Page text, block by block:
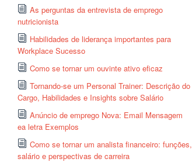
As perguntas da entrevista de emprego
nutricionista
Habilidades de liderança importantes para
Workplace Sucesso
Como se tornar um ouvinte ativo eficaz
Tornando-se um Personal Trainer: Descrição do
Cargo, Habilidades e Insights sobre Salário
Anúncio de emprego Nova: Email Mensagem
ea letra Exemplos
Como se tornar um analista financeiro: funções,
salário e perspectivas de carreira